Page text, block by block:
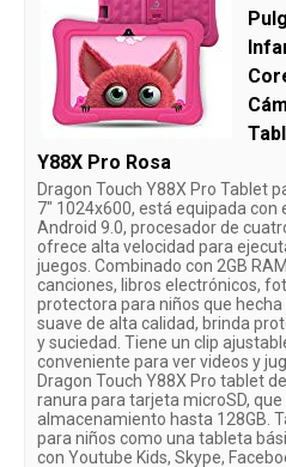
Y88X Pro Rosa
Dragon Touch Y88X Pro Tablet
7" 1024x600, está equipada
Android 9.0, procesador de
ofrece alta velocidad para
juegos. Combinado con 2GB
canciones, libros electrónicos,
protectora para niños que
suave de alta calidad, brinda
y suciedad. Tiene un clip
conveniente para ver videos y
Dragon Touch Y88X Pro tablet
ranura para tarjeta microSD,
almacenamiento hasta 128GB.
para niños como una tableta
con Youtube Kids, Skype,